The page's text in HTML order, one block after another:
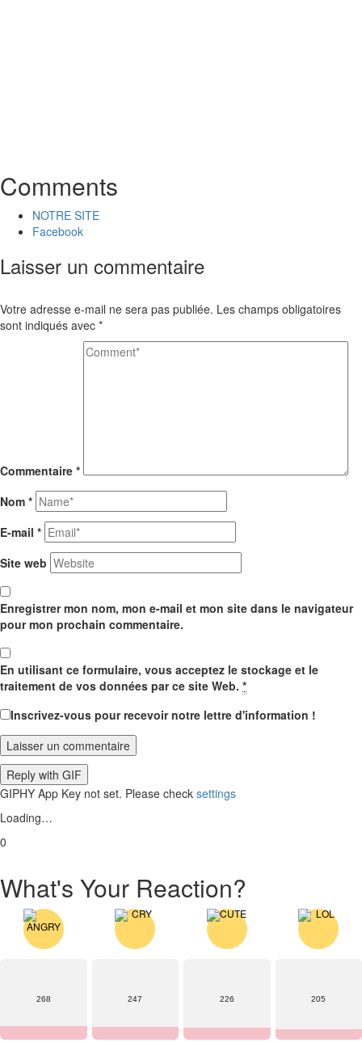
Comments
NOTRE SITE
Facebook
Laisser un commentaire
Votre adresse e-mail ne sera pas publiée. Les champs obligatoires
sont indiqués avec *
Commentaire *
Nom *
E-mail *
Site web
Enregistrer mon nom, mon e-mail et mon site dans le navigateur
pour mon prochain commentaire.
En utilisant ce formulaire, vous acceptez le stockage et le
traitement de vos données par ce site Web. *
Inscrivez-vous pour recevoir notre lettre d'information !
Laisser un commentaire
Reply with GIF
GIPHY App Key not set. Please check settings
Loading…
0
What's Your Reaction?
268 247 226 205